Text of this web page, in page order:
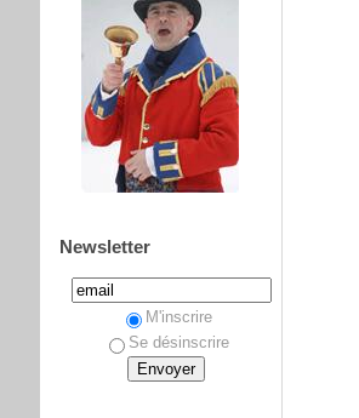
Newsletter
M'inscrire
Se désinscrire